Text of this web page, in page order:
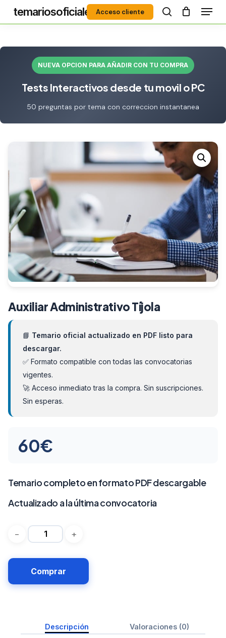
content
temariosoficiales
Acceso cliente
search
Menú
NUEVA OPCION PARA AÑADIR CON TU COMPRA
Tests Interactivos desde tu movil o PC
50 preguntas por tema con correccion instantanea
Auxiliar Administrativo Tíjola
📘 Temario oficial actualizado en PDF listo para
descargar.
✅ Formato compatible con todas las convocatorias
vigentes.
🚀 Acceso inmediato tras la compra. Sin suscripciones.
Sin esperas.
60€
Temario completo en formato PDF descargable
Actualizado a la última convocatoria
Comprar
Descripción Valoraciones (0)